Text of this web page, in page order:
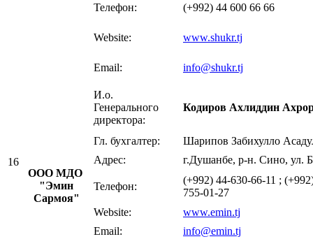
Телефон: (+992) 44 600 66 66
Website: www.shukr.tj
Email: info@shukr.tj
16
ООО МДО
"Эмин
Сармоя"
И.о.
Генерального
директора:
Кодиров Ахлиддин
Гл. бухгалтер:
Шарипов Забихулло
Адрес:
г.Душанбе, р-н. Сино, ул.
Телефон:
(+992) 44-630-66-11 ;
755-01-27
Website:
www.emin.tj
Email:
info@emin.tj